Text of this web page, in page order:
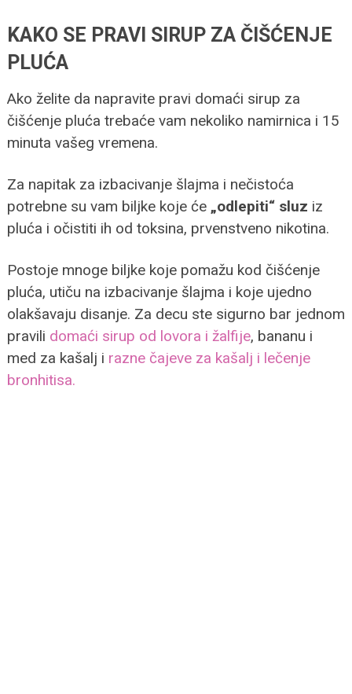
KAKO SE PRAVI SIRUP ZA ČIŠĆENJE
PLUĆA
Ako želite da napravite pravi domaći sirup za
čišćenje pluća trebaće vam nekoliko namirnica i 15
minuta vašeg vremena.
Za napitak za izbacivanje šlajma i nečistoća
potrebne su vam biljke koje će „odlepiti“ sluz iz
pluća i očistiti ih od toksina, prvenstveno nikotina.
Postoje mnoge biljke koje pomažu kod čišćenje
pluća, utiču na izbacivanje šlajma i koje ujedno
olakšavaju disanje. Za decu ste sigurno bar jednom
pravili domaći sirup od lovora i žalfije, bananu i
med za kašalj i razne čajeve za kašalj i lečenje
bronhitisa.